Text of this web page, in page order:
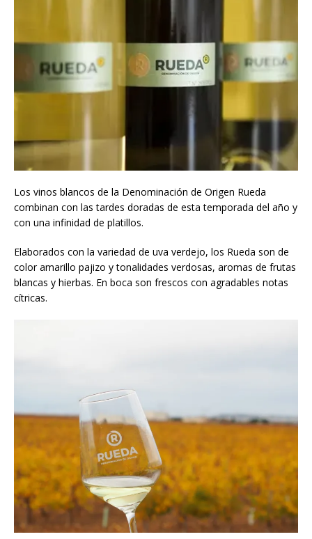
Los vinos blancos de la Denominación de Origen Rueda
combinan con las tardes doradas de esta temporada del año y
con una infinidad de platillos.
Elaborados con la variedad de uva verdejo, los Rueda son de
color amarillo pajizo y tonalidades verdosas, aromas de frutas
blancas y hierbas. En boca son frescos con agradables notas
cítricas.